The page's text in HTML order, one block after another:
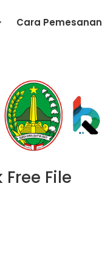
Cara Pemesanan
File